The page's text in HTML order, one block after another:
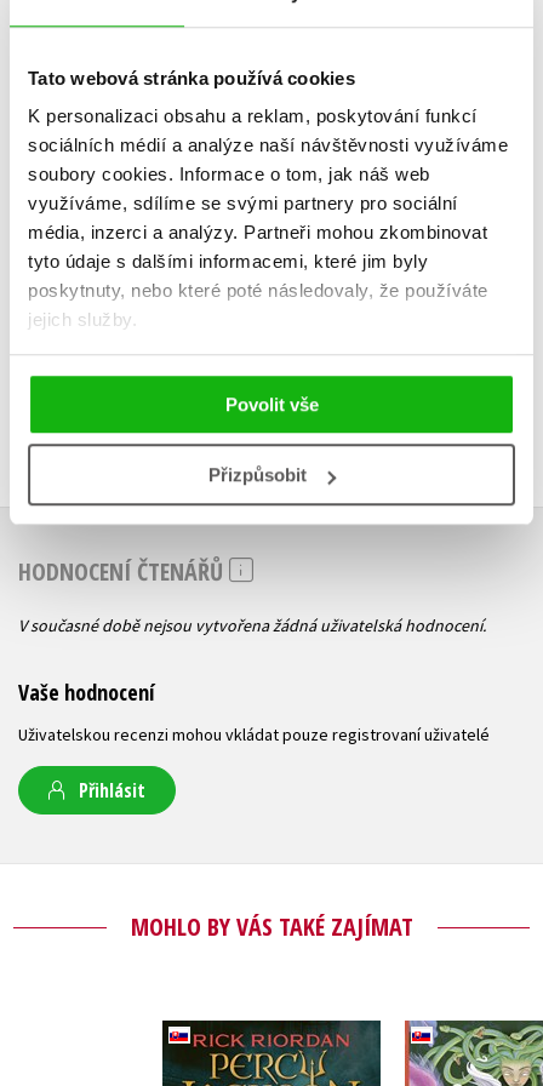
Tato webová stránka používá cookies
K personalizaci obsahu a reklam, poskytování funkcí
sociálních médií a analýze naší návštěvnosti využíváme
soubory cookies. Informace o tom, jak náš web
využíváme, sdílíme se svými partnery pro sociální
média, inzerci a analýzy. Partneři mohou zkombinovat
tyto údaje s dalšími informacemi, které jim byly
poskytnuty, nebo které poté následovaly, že používáte
jejich služby.
Povolit vše
Přizpůsobit
Thor v zemi obrů
Sergio A. Sierra
Do košíku
299 Kč
239 Kč
HODNOCENÍ ČTENÁŘŮ
V současné době nejsou vytvořena žádná uživatelská hodnocení.
Vaše hodnocení
Uživatelskou recenzi mohou vkládat pouze registrovaní uživatelé
Přihlásit
MOHLO BY VÁS TAKÉ ZAJÍMAT
Percy Jackson 7 –
Hnev trojhlavej